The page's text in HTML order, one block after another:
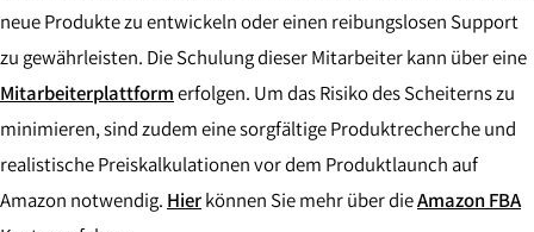
neue Produkte zu entwickeln oder einen reibungslosen Support
zu gewährleisten. Die Schulung dieser Mitarbeiter kann über eine
Mitarbeiterplattformerfolgen. Um das Risiko des Scheiterns zu
minimieren, sind zudem eine sorgfältige Produktrecherche und
realistische Preiskalkulationen vor dem Produktlaunch auf
Amazon notwendig. Hierkönnen Sie mehr über dieAmazon FBA